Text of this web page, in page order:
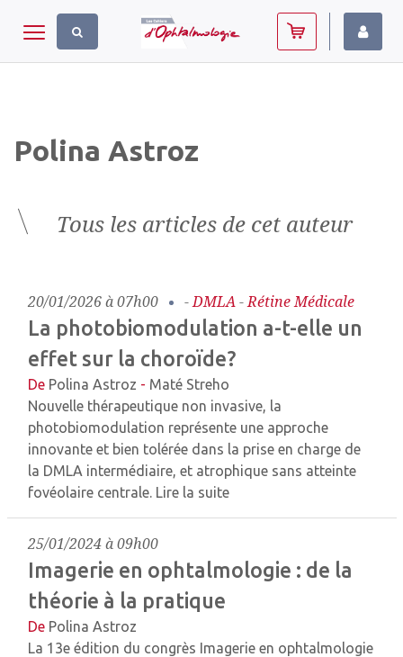
Toggle navigation
Polina Astroz
Tous les articles de cet auteur
20/01/2026 à 07h00 -DMLA-Rétine Médicale
La photobiomodulation a-t-elle un
effet sur la choroïde ?
De Polina Astroz - Maté Streho
Nouvelle thérapeutique non invasive, la
photobiomodulation représente une approche
innovante et bien tolérée dans la prise en charge de
la DMLA intermédiaire, et atrophique sans atteinte
fovéolaire centrale. Lire la suite
25/01/2024 à 09h00
Imagerie en ophtalmologie : de la
théorie à la pratique
De Polina Astroz
La 13e édition du congrès Imagerie en ophtalmologie
Panneau de gestion des cookies